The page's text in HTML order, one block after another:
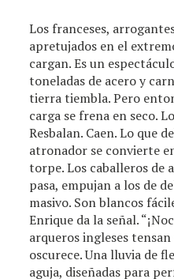
Los franceses,
apretujados en el
cargan. Es un
toneladas de acero y
tierra tiembla. Pero
carga se frena en seco.
Resbalan. Caen. Lo que
atronador se convierte
torpe. Los caballeros de
pasa, empujan a los de
masivo. Son blancos
Enrique da la señal.
arqueros ingleses tensan
oscurece. Una lluvia de
aguja, diseñadas para